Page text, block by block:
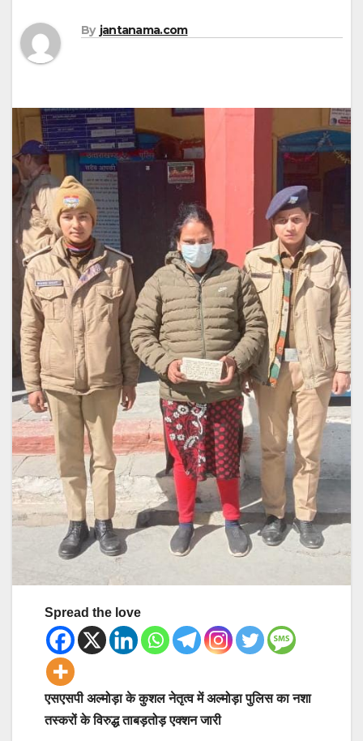
By jantanama.com
Spread the love
एसएसपी अल्मोड़ा के कुशल नेतृत्व में अल्मोड़ा पुलिस का नशा
तस्करों के विरुद्ध ताबड़तोड़ एक्शन जारी